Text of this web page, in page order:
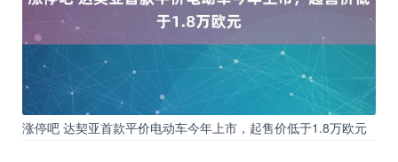
涨停吧 达契亚首款平价电动车今年上市，起售价低于1.8万欧元